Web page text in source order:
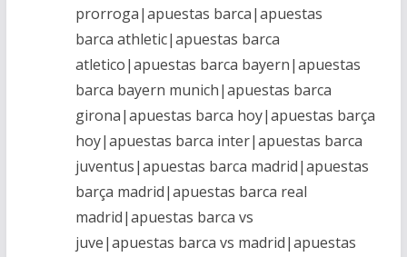
prorroga|apuestas barca|apuestas
barca athletic|apuestas barca
atletico|apuestas barca bayern|apuestas
barca bayern munich|apuestas barca
girona|apuestas barca hoy|apuestas barça
hoy|apuestas barca inter|apuestas barca
juventus|apuestas barca madrid|apuestas
barça madrid|apuestas barca real
madrid|apuestas barca vs
juve|apuestas barca vs madrid|apuestas